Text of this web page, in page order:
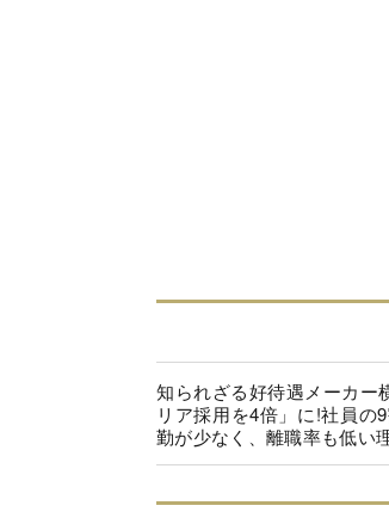
知られざる好待遇メーカー
リア採用を4倍」に!社員の
勤が少なく、離職率も低い